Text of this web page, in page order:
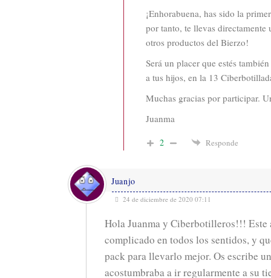
¡Enhorabuena, has sido la
por tanto, te llevas
otros productos del Bierzo!
Será un placer que estés
a tus hijos, en la 13
Muchas gracias por participar.
Juanma
2 Responde
Juanjo
24 de diciembre de 2020 07:11
Hola Juanma y Ciberbotilleros!!! Este
complicado en todos los sentidos, y
pack para llevarlo mejor. Os escribe
acostumbraba a ir regularmente a su